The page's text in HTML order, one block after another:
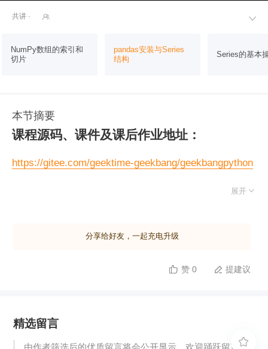

共讲 · 
NumPy数组的索引和
切片
pandas安装与Series
结构
Series的基本
本节摘要
课程源码、课件及课后作业地址：
https://gitee.com/geektime-geekbang/geekbangpython
展开 
分享给好友，一起充电升级
 赞 0  提建议
精选留言
由作者筛选后的优质留言将会公开显示，欢迎踊跃留言。
